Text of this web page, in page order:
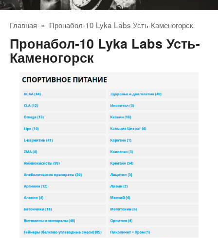
Главная » Пронабол-10 Lyka Labs Усть-Каменогорск
Пронабол-10 Lyka Labs Усть-
Каменогорск